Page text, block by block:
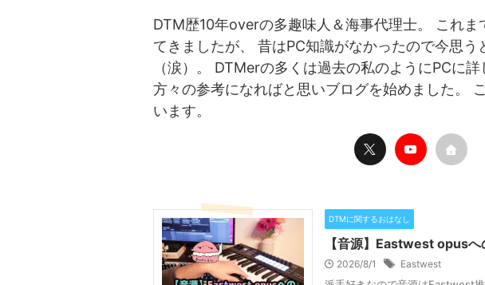
DTM歴10年overの多趣味人＆海事代理士。 これま
てきましたが、 昔はPC知識がなかったので今思う
（涙）。 DTMerの多くは過去の私のようにPCに
方々の参考になればと思いブログを始めました。
います。
DTMに関するおはなし
【音源】Eastwest opusへ
2026/8/1 Eastwest